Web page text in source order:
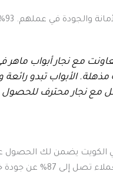
93% منهم يعطون الأولوية للصدق والجودة
مع نجار أبواب
مذهلة. الأبواب تبدو
مع نجار محترف للحصول
في الكويت يضمن لك
عن جودة خدماتهم